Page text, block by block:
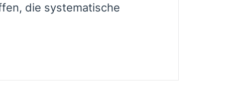
die systematische